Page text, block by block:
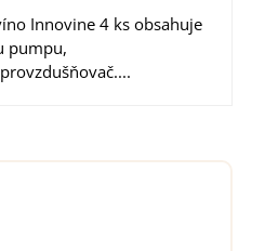
Innovine 4 ks obsahuje
pumpu,